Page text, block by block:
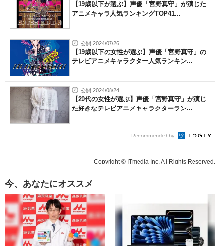
【19歳以下が選ぶ】声優「宮野真守」が演じた
アニメキャラ人気ランキングTOP41...
公開 2024/07/26
【19歳以下の女性が選ぶ】声優「宮野真守」の
テレビアニメキャラクター人気ランキン...
公開 2024/08/24
【20代の女性が選ぶ】声優「宮野真守」が演じ
た好きなテレビアニメキャラクターラン...
Recommended by
Copyright © ITmedia Inc. All Rights Reserved.
今、あなたにオススメ